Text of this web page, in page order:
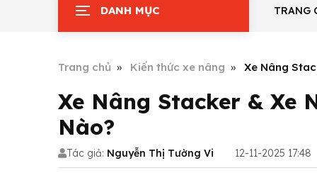
DANH MỤC TRANG
Trang chủ Kiến thức xe nâng Xe Nâng
Xe Nâng Stacker & Xe
Nào?
Tác giả: Nguyễn Thị Tường Vi 12-11-2025 17:48